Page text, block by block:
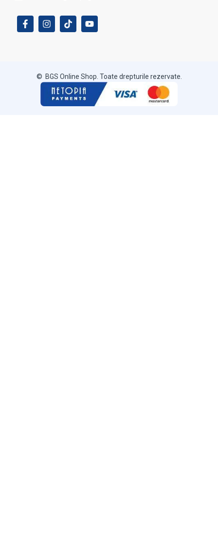
© BGS Online Shop. Toate drepturile rezervate.